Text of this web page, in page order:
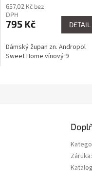
657,02 Kč bez
DPH
795 Kč DETAIL
Dámský župan zn. Andropol
Sweet Home vínový 9
Záruka: